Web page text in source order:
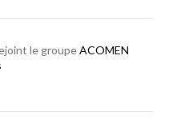
le groupeACOMEN